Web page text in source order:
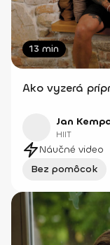
13 min
Ako vyzerá
Jan
HIIT
Náučné video
Bez pomôcok